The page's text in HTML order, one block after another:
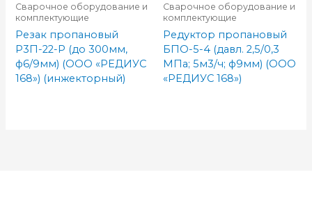
Сварочное оборудование и
комплектующие
Резак пропановый
Р3П-22-Р (до 300мм,
ф6/9мм) (ООО «РЕДИУС
168») (инжекторный)
Сварочное оборудование и
комплектующие
Редуктор пропановый
БПО-5-4 (давл. 2,5/0,3
МПа; 5м3/ч; ф9мм) (ООО
«РЕДИУС 168»)